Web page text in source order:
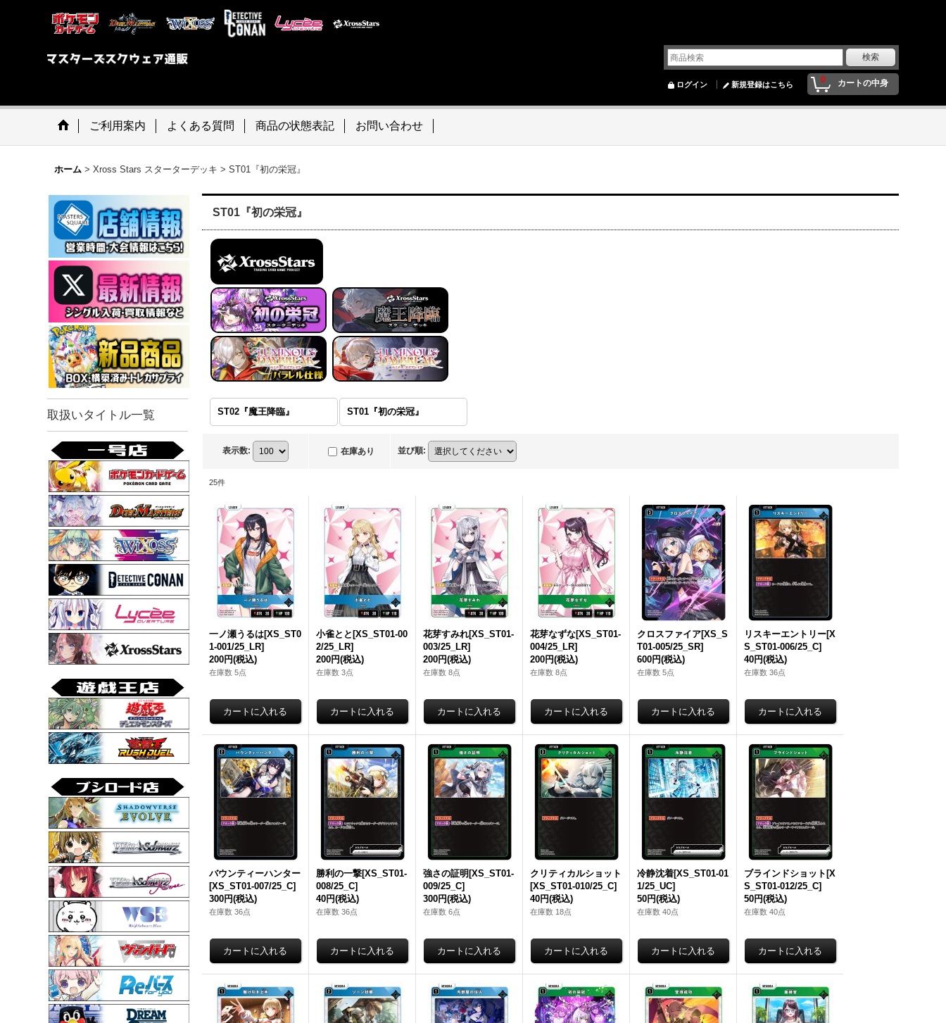
0 カートの中身
ログイン 新規登録はこちら
ご利用案内 よくある質問 商品の状態表記 お問い合わせ
ホーム > Xross Stars スターターデッキ > ST01『初の栄冠』
取扱いタイトル一覧
ST01『初の栄冠』
ST02『魔王降臨』 ST01『初の栄冠』
表示数: 在庫あり 並び順:
25件
一ノ瀬うるは[XS_ST0
1-001/25_LR]
200円(税込)
在庫数 5点
小雀とと[XS_ST01-00
2/25_LR]
200円(税込)
在庫数 3点
花芽すみれ[XS_ST01-
003/25_LR]
200円(税込)
在庫数 8点
花芽なずな[XS_ST01-
004/25_LR]
200円(税込)
在庫数 8点
クロスファイア[XS_S
T01-005/25_SR]
600円(税込)
在庫数 5点
リスキーエントリー[X
S_ST01-006/25_C]
40円(税込)
在庫数 36点
バウンティーハンター
[XS_ST01-007/25_C]
300円(税込)
在庫数 36点
勝利の一撃[XS_ST01-
008/25_C]
40円(税込)
在庫数 36点
強さの証明[XS_ST01-
009/25_C]
300円(税込)
在庫数 6点
クリティカルショット
[XS_ST01-010/25_C]
40円(税込)
在庫数 18点
冷静沈着[XS_ST01-01
1/25_UC]
50円(税込)
在庫数 40点
ブラインドショット[X
S_ST01-012/25_C]
50円(税込)
在庫数 40点